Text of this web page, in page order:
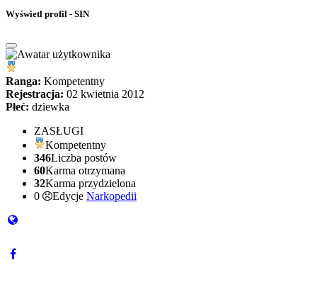
Wyświetl profil - SIN
Ranga: Kompetentny
Rejestracja: 02 kwietnia 2012
Płeć: dziewka
ZASŁUGI
Kompetentny
346Liczba postów
60Karma otrzymana
32Karma przydzielona
0
Edycje Narkopedii